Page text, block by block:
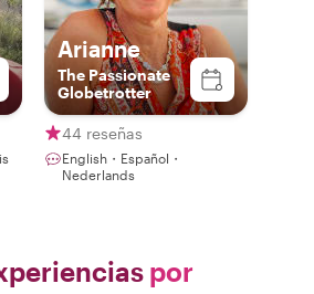
Arianne
The Passionate
Globetrotter
44 reseñas
English・Español・
Nederlands
por